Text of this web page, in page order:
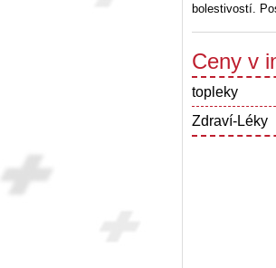
bolestivostí.
Ceny v
topleky
Zdraví-Léky